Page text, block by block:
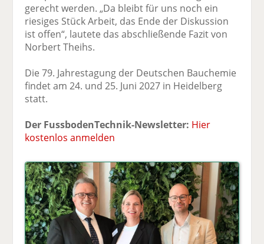
gerecht werden. „Da bleibt für uns noch ein
riesiges Stück Arbeit, das Ende der Diskussion
ist offen“, lautete das abschließende Fazit von
Norbert Theihs.
Die 79. Jahrestagung der Deutschen Bauchemie
findet am 24. und 25. Juni 2027 in Heidelberg
statt.
Der FussbodenTechnik-Newsletter: Hier
kostenlos anmelden